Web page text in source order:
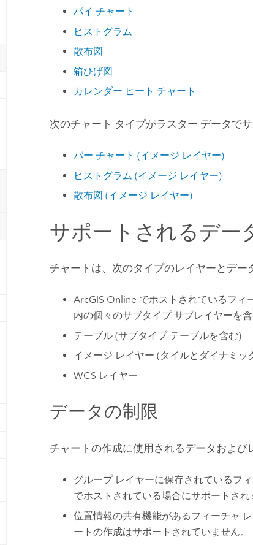
パイ チャート
ヒストグラム
散布図
箱ひげ図
カレンダー ヒート チャート
次のチャート タイプがラスター データで
バー チャート (イメージ レイヤー)
ヒストグラム (イメージ レイヤー)
散布図 (イメージ レイヤー)
サポートされるデー
チャートは、次のタイプのレイヤーとデー
ArcGIS Onlineでホストされているフィ
内の個々のサブタイプ サブレイヤーを
テーブル (サブタイプ テーブルを含む)
イメージ レイヤー (タイルとダイナミッ
WCS レイヤー
データの制限
チャートの作成に使用されるデータおよ
グループ レイヤーに保存されているフ
でホストされている場合にサポートされ
位置情報の共有機能があるフィーチャ
ートの作成はサポートされていません。